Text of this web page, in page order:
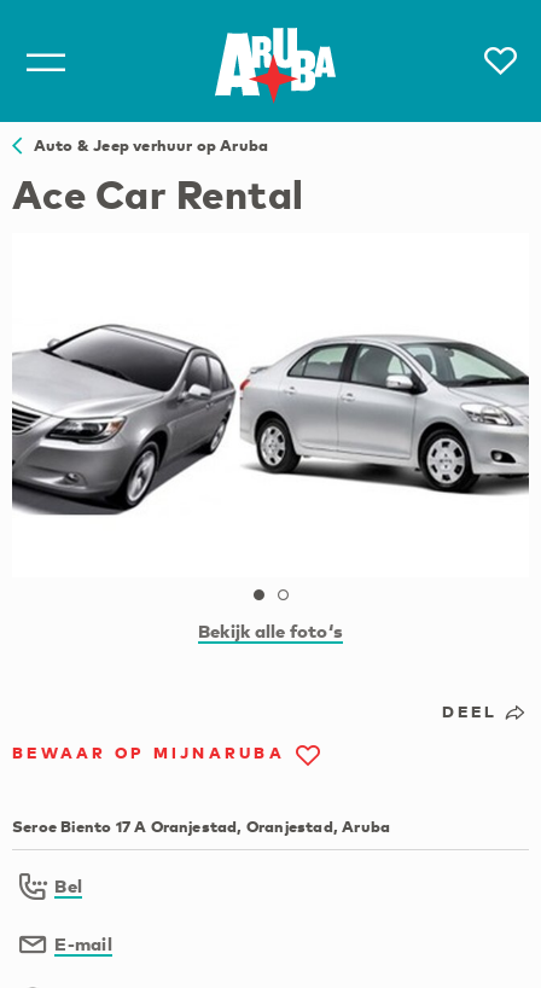
Auto & Jeep verhuur op Aruba
Ace Car Rental
Bekijk alle foto‘s
DEEL
BEWAAR OP MIJNARUBA
Seroe Biento 17 A Oranjestad, Oranjestad, Aruba
Bel
E-mail